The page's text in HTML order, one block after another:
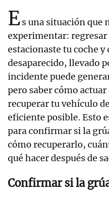
Es una situación que
experimentar: regresar
estacionaste tu coche y
desaparecido, llevado
incidente puede
pero saber cómo
recuperar tu vehículo
eficiente posible. Esto
para confirmar si la
cómo recuperarlo,
qué hacer después de
Confirmar si la